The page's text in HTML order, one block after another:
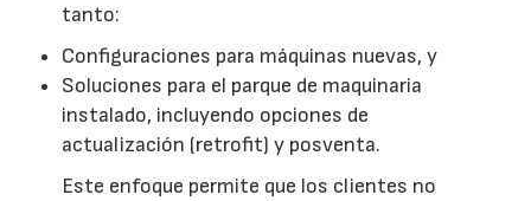
tanto:
Configuraciones para máquinas nuevas, y
Soluciones para el parque de maquinaria
instalado, incluyendo opciones de
actualización (retrofit) y posventa.
Este enfoque permite que los clientes no